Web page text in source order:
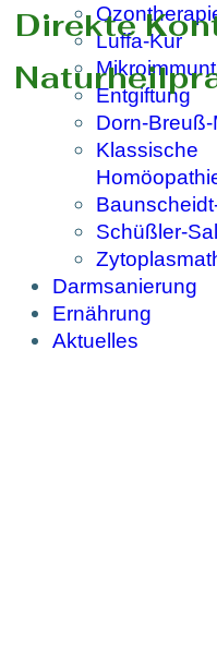
Luffa-Kur
Entgiftung
Dorn-
Klassische
Schüßler-
Darmsanierung
Ernährung
Aktuelles
Direkte